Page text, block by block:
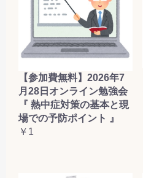
【参加費無料】2026年7
月28日オンライン勉強会
『 熱中症対策の基本と現
場での予防ポイント 』
￥1